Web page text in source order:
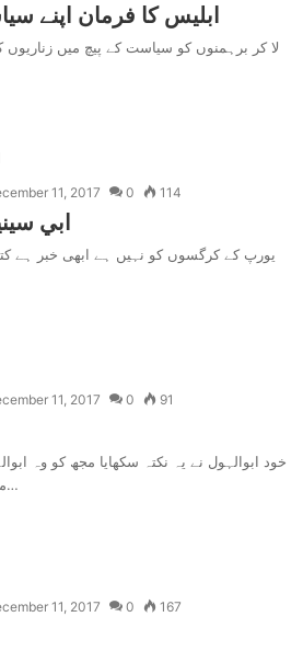
ابليس کا فرمان اپنے
لا کر برہمنوں کو سیاست کے پیچ میں
11, 2017 0 114
ابي سينيا –
یورپ کے کرگسوں کو نہیں ہے ابھی خبر ہے
11, 2017 0 91
خود ابوالہول نے یہ نکتہ سکھایا مجھ کو وہ
معانی: ابوالہول: ملک مصر میں…
11, 2017 0 167